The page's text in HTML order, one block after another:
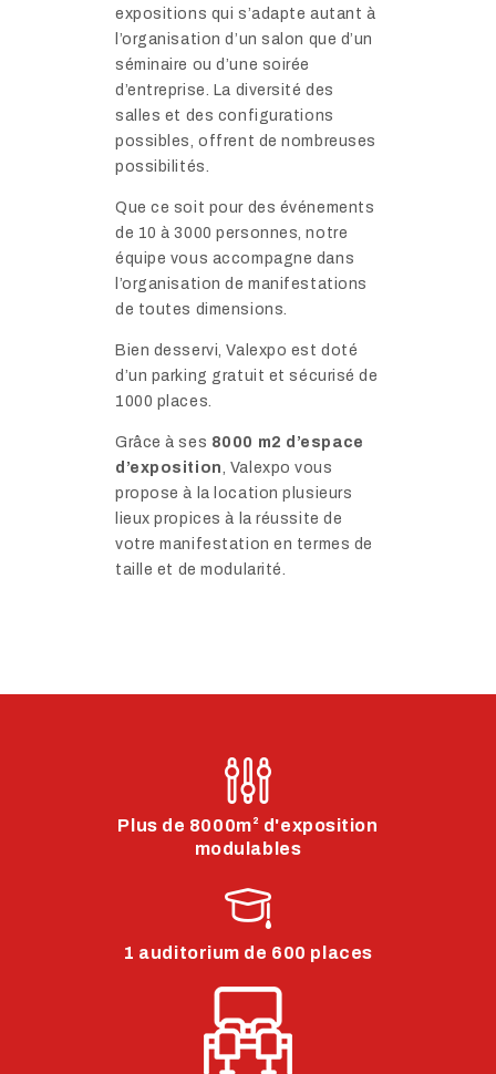
expositions qui s’adapte autant à
l’organisation d’un salon que d’un
séminaire ou d’une soirée
d’entreprise. La diversité des
salles et des configurations
possibles,offrent de nombreuses
possibilités.
Que ce soit pour des événements
de 10 à 3000 personnes, notre
équipe vous accompagne dans
l’organisation de manifestations
de toutes dimensions.
Bien desservi, Valexpo est doté
d’un parking gratuit et sécurisé de
1000 places.
Grâce à ses 8000 m2 d’espace
d’exposition , Valexpo vous
propose à la locationplusieurs
lieux propices à la réussite de
votre manifestation en termes de
taille et de modularité.
Plus de 8000m² d'exposition
modulables
1 auditorium de 600 places